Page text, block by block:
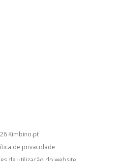
kimbino.pt
de privacidade